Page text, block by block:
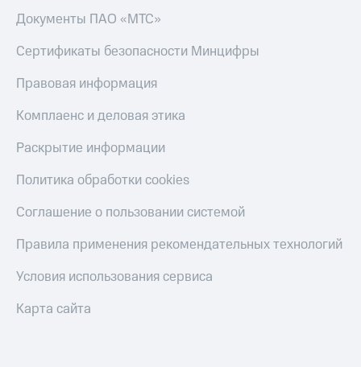
Документы ПАО «МТС»
Сертификаты безопасности Минцифры
Правовая информация
Комплаенс и деловая этика
Раскрытие информации
Политика обработки cookies
Соглашение о пользовании системой
Правила применения рекомендательных технологий
Условия использования сервиса
Карта сайта